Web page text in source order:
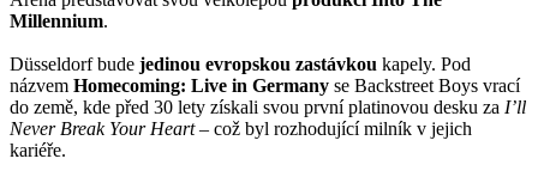
Millennium.
Düsseldorf bude jedinou evropskou zastávkou kapely. Pod
názvem Homecoming: Live in Germany se Backstreet Boys vrací
do země, kde před 30 lety získali svou první platinovou desku za I’ll
Never Break Your Heart– což byl rozhodující milník v jejich
kariéře.